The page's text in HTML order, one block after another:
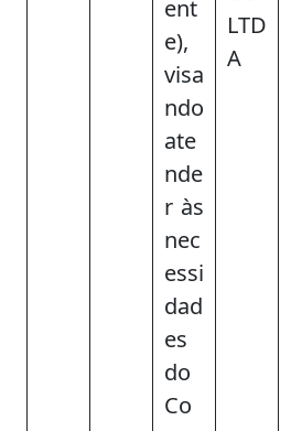
ent
e),
visa
ndo
ate
nde
r às
nec
essi
dad
es
do
Co
LTD
A